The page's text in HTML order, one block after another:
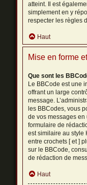
atteint. Il est
simplement en y
respecter les règles
Haut
Mise en forme
Que sont les
Le BBCode est une
offrant un large
message.
les BBCodes, vous
de vos messages en
formulaire de
est similaire au style
entre crochets [ et ]
sur le BBCode,
de rédaction de
Haut